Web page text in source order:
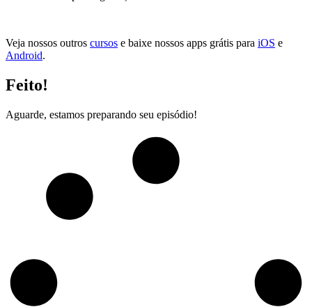
Veja nossos outros cursos e baixe nossos apps grátis para iOS e
Android.
Feito!
Aguarde, estamos preparando seu episódio!